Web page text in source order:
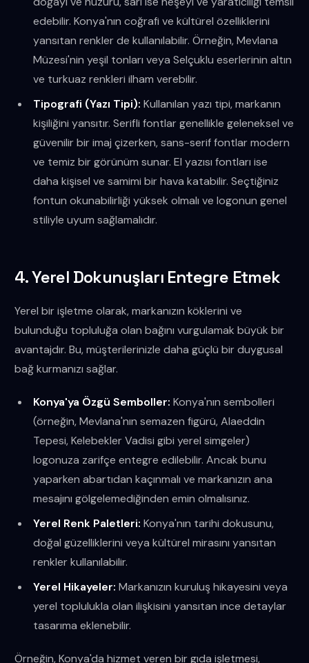
edebilir. Konya'nın coğrafi ve kültürel özelliklerini
yansıtan renkler de kullanılabilir. Örneğin, Mevlana
Müzesi'nin yeşil tonları veya Selçuklu eserlerinin altın
ve turkuaz renkleri ilham verebilir.
Tipografi (Yazı Tipi): Kullanılan yazı tipi, markanın
kişiliğini yansıtır. Serifli fontlar genellikle geleneksel ve
güvenilir bir imaj çizerken, sans-serif fontlar modern
ve temiz bir görünüm sunar. El yazısı fontları ise
daha kişisel ve samimi bir hava katabilir. Seçtiğiniz
fontun okunabilirliği yüksek olmalı ve logonun genel
stiliyle uyum sağlamalıdır.
4. Yerel Dokunuşları Entegre Etmek
Yerel bir işletme olarak, markanızın köklerini ve
bulunduğu topluluğa olan bağını vurgulamak büyük bir
avantajdır. Bu, müşterilerinizle daha güçlü bir duygusal
bağ kurmanızı sağlar.
Konya'ya Özgü Semboller: Konya'nın sembolleri
(örneğin, Mevlana'nın semazen figürü, Alaeddin
Tepesi, Kelebekler Vadisi gibi yerel simgeler)
logonuza zarifçe entegre edilebilir. Ancak bunu
yaparken abartıdan kaçınmalı ve markanızın ana
mesajını gölgelemediğinden emin olmalısınız.
Yerel Renk Paletleri: Konya'nın tarihi dokusunu,
doğal güzelliklerini veya kültürel mirasını yansıtan
renkler kullanılabilir.
Yerel Hikayeler: Markanızın kuruluş hikayesini veya
yerel toplulukla olan ilişkisini yansıtan ince detaylar
tasarıma eklenebilir.
Örneğin, Konya'da hizmet veren bir gıda işletmesi,